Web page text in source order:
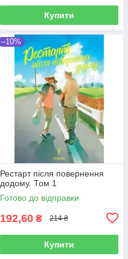
Купити
–10%
Рестарт після повернення
додому. Том 1
Готово до відправки
192,60 ₴ 214 ₴
Купити